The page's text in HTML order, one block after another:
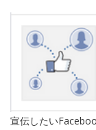
宣伝したい